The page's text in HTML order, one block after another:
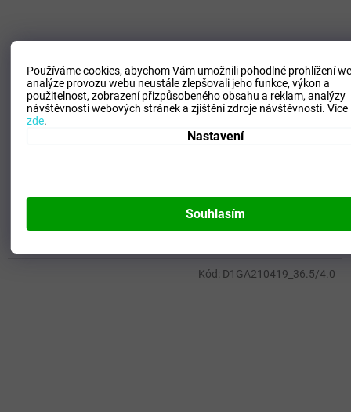
Používáme cookies, abychom Vám umožnili pohodlné prohlížení
analýze provozu webu neustále zlepšovali jeho funkce, výkon a
použitelnost, zobrazení přizpůsobeného obsahu a reklam, analýzy
návštěvnosti webových stránek a zjištění zdroje návštěvnosti.
zde.
Nastavení
Souhlasím
2 990 Kč
–50 %
Unisex vycházková obuv Mizuno MXR(U) / Summer
Sand/Fig/Pristine
1 494 Kč
Kód: D1GA210419_36.5/4.0